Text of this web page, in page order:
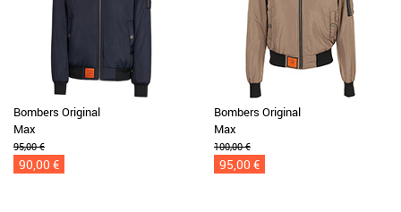
Bombers Original
Max
95,00 €
90,00 €
Bombers Original
Max
100,00 €
95,00 €